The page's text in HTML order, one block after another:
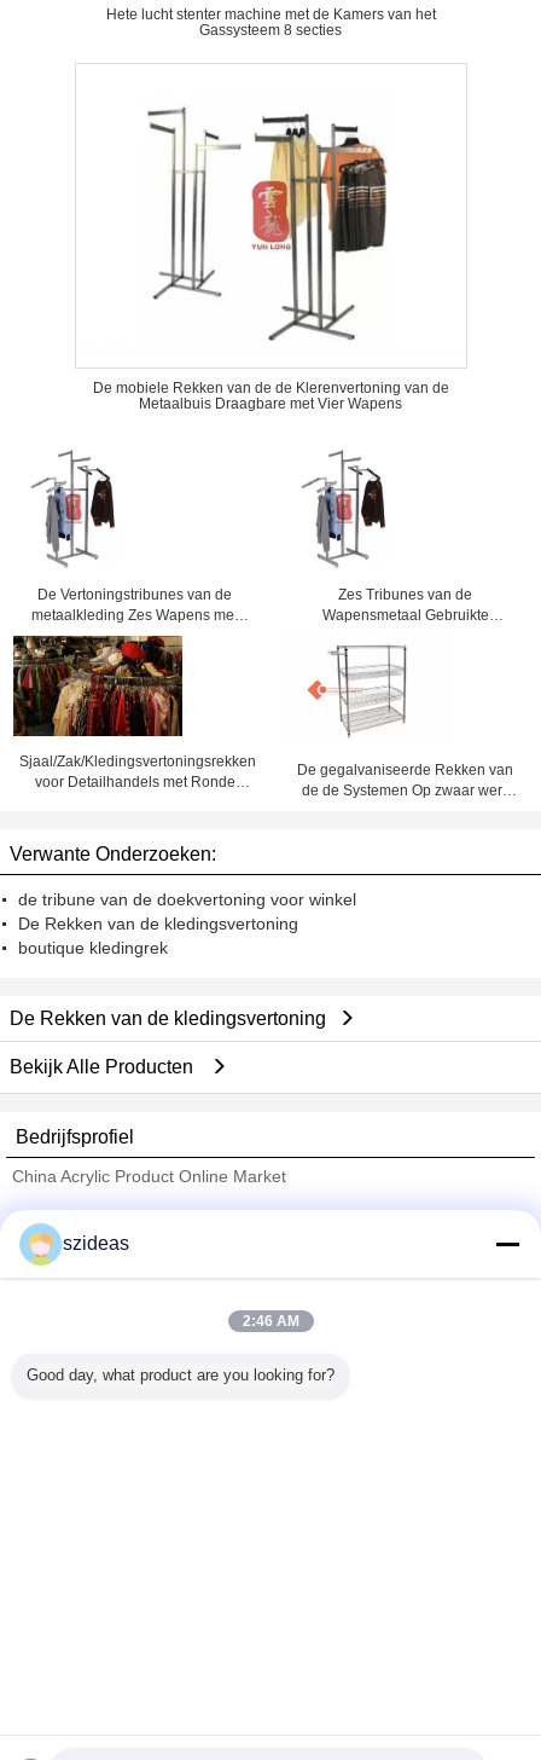
Hete lucht stenter machine met de Kamers van het
Gassysteem 8 secties
De mobiele Rekken van de de Klerenvertoning van de
Metaalbuis Draagbare met Vier Wapens
De Vertoningstribunes van de
metaalkleding Zes Wapens met
Chorme-Plateren voor
Detailhandel
Zes Tribunes van de
Wapensmetaal Gebruikte
Commerciële Wandelgalerijen
Sjaal/Zak/Kledingsvertoningsrekken
voor Detailhandels met Ronde
De gegalvaniseerde Rekken van
de de Systemen Op zwaar werk
Verwante Onderzoeken:
de tribune van de doekvertoning voor winkel
De Rekken van de kledingsvertoning
boutique kledingrek
De Rekken van de kledingsvertoning
Bekijk Alle Producten
Bedrijfsprofiel
China Acrylic Product Online Market
Trust Seal
Alle producten
szideas
2:46 AM
Good day, what product are you looking for?